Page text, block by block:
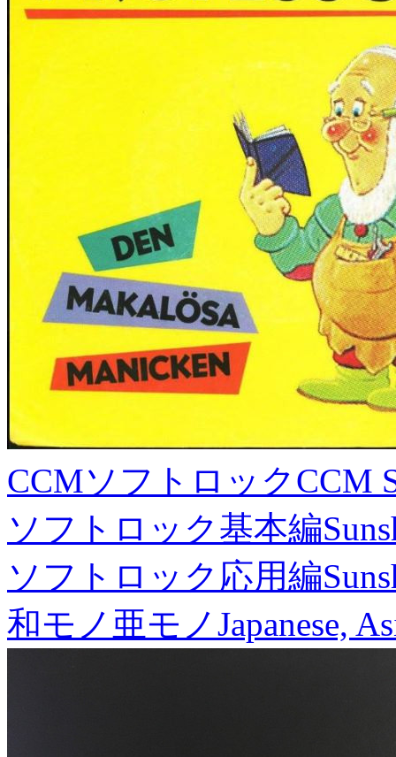
CCMソフトロックCCM
ソフトロック基本編
ソフトロック応用編
和モノ亜モノJapanese,